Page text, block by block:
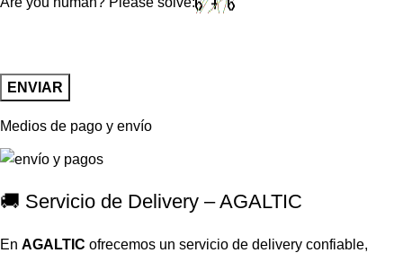
Medios de pago y envío
🚚 Servicio de Delivery – AGALTIC
En AGALTIC ofrecemos un servicio de delivery confiable,